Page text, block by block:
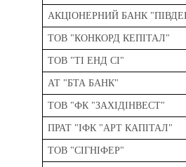
АКЦІОНЕРНИЙ БАНК
ТОВ "КОНКОРД КЕПІТАЛ"
ТОВ "ТІ ЕНД СІ"
АТ "БТА БАНК"
ТОВ "ФК "ЗАХІДІНВЕСТ"
ПРАТ "ІФК "АРТ КАПІТАЛ"
ТОВ "СІГНІФЕР"